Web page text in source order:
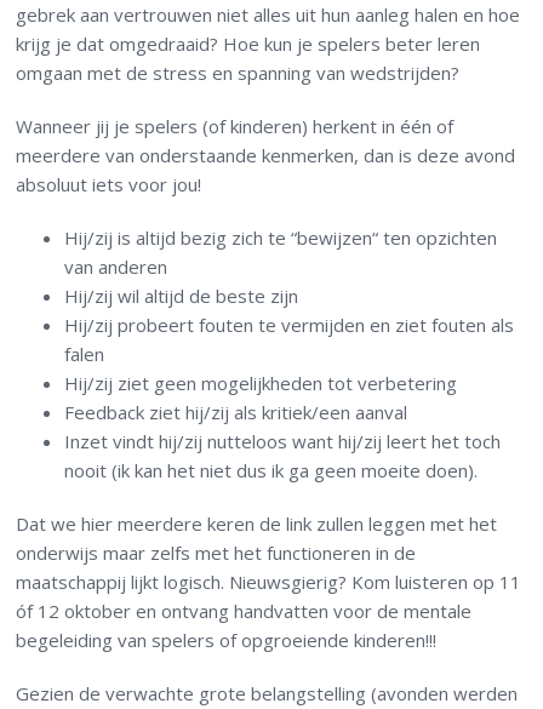
gebrek aan vertrouwen niet alles uit hun aanleg halen en hoe
krijg je dat omgedraaid? Hoe kun je spelers beter leren
omgaan met de stress en spanning van wedstrijden?
Wanneer jij je spelers (of kinderen) herkent in één of
meerdere van onderstaande kenmerken, dan is deze avond
absoluut iets voor jou!
Hij/zij is altijd bezig zich te “bewijzen“ ten opzichten
van anderen
Hij/zij wil altijd de beste zijn
Hij/zij probeert fouten te vermijden en ziet fouten als
falen
Hij/zij ziet geen mogelijkheden tot verbetering
Feedback ziet hij/zij als kritiek/een aanval
Inzet vindt hij/zij nutteloos want hij/zij leert het toch
nooit (ik kan het niet dus ik ga geen moeite doen).
Dat we hier meerdere keren de link zullen leggen met het
onderwijs maar zelfs met het functioneren in de
maatschappij lijkt logisch. Nieuwsgierig? Kom luisteren op 11
óf 12 oktober en ontvang handvatten voor de mentale
begeleiding van spelers of opgroeiende kinderen!!!
Gezien de verwachte grote belangstelling (avonden werden